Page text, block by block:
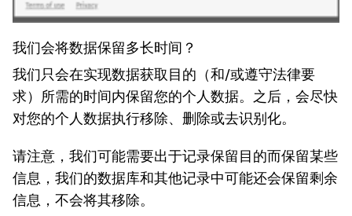
我们会将数据保留多长时间？
我们只会在实现数据获取目的（和/或遵守法律要
求）所需的时间内保留您的个人数据。之后，会尽快
对您的个人数据执行移除、删除或去识别化。
请注意，我们可能需要出于记录保留目的而保留某些
信息，我们的数据库和其他记录中可能还会保留剩余
信息，不会将其移除。